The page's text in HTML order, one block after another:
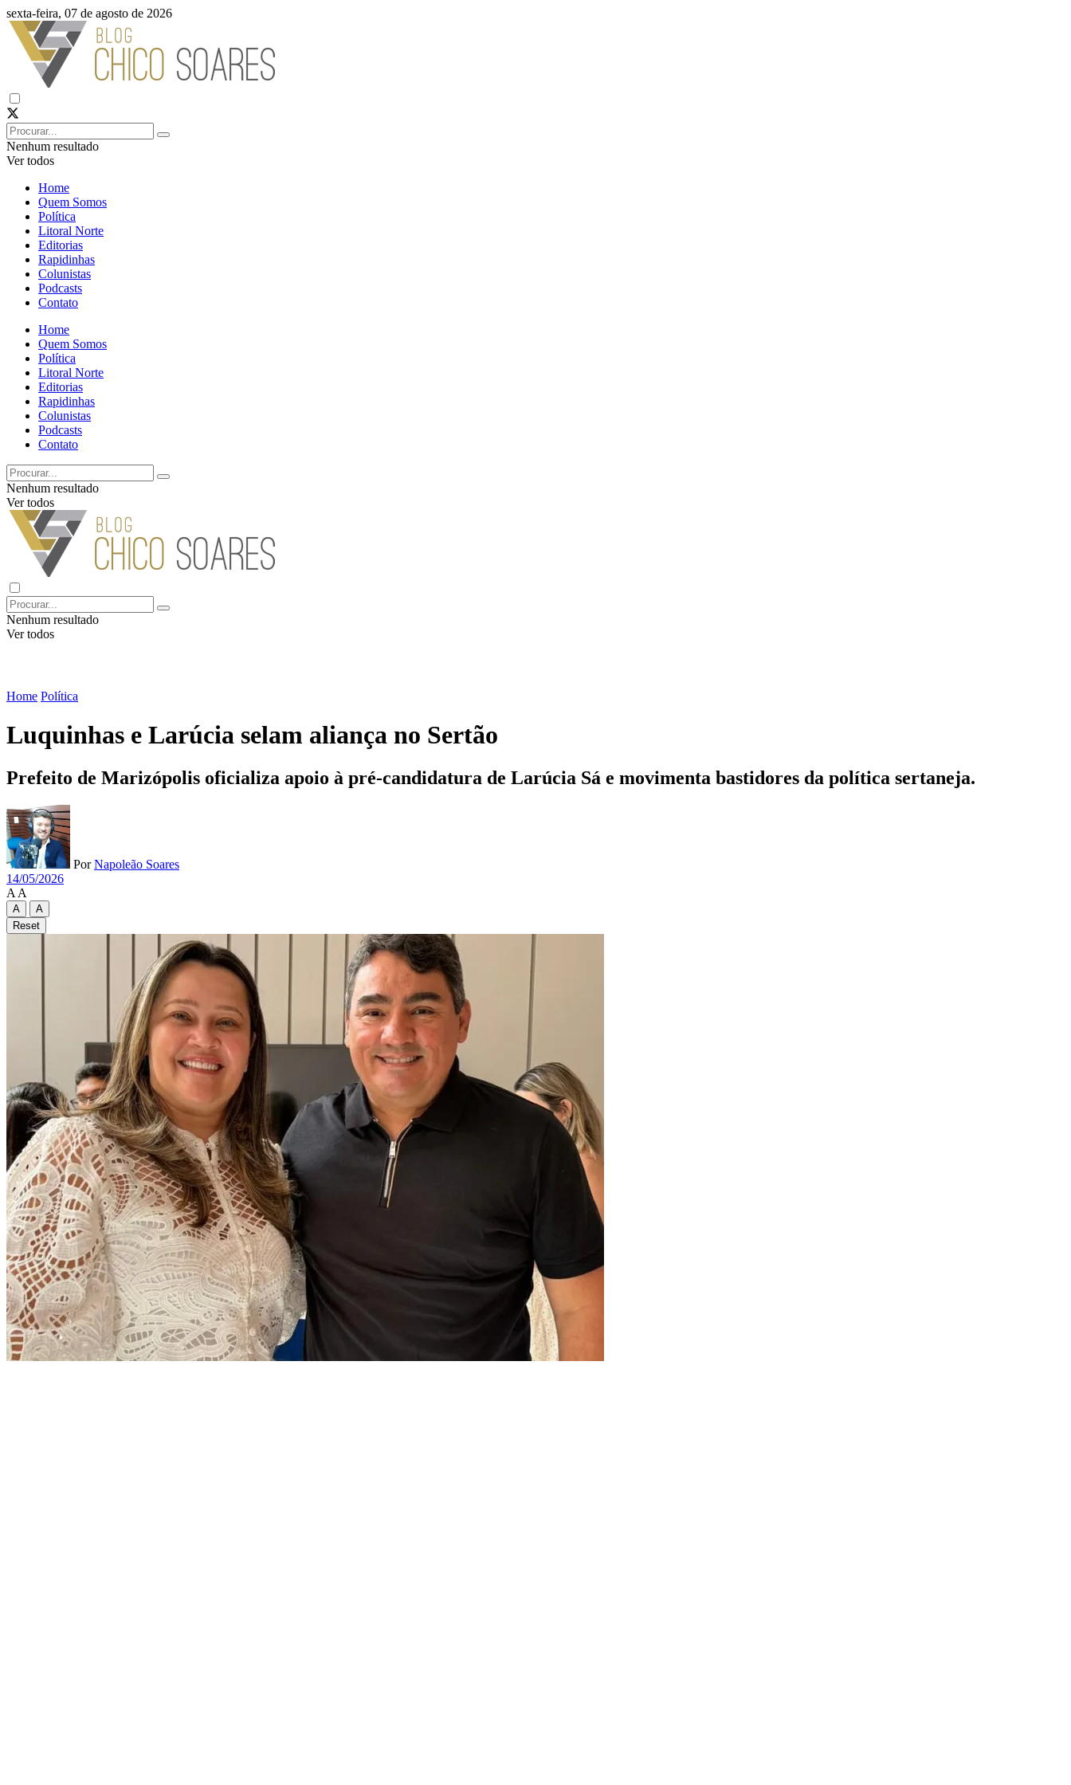
sexta-feira, 07 de agosto de 2026
Nenhum resultado
Ver todos
Home
Quem Somos
Política
Litoral Norte
Editorias
Rapidinhas
Colunistas
Podcasts
Contato
Home
Quem Somos
Política
Litoral Norte
Editorias
Rapidinhas
Colunistas
Podcasts
Contato
Nenhum resultado
Ver todos
Nenhum resultado
Ver todos
Home Política
Luquinhas e Larúcia selam aliança no Sertão
Prefeito de Marizópolis oficializa apoio à pré-candidatura de Larúcia Sá e movimenta bastidores da política sertaneja.
Por Napoleão Soares
14/05/2026
A A
A
A
Reset